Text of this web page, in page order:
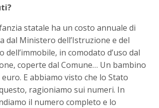
statale ha un costo annuale di
dal Ministero dell’Istruzione e del
in comodato d’uso dal
coperte dal Comune… Un bambino
E abbiamo visto che lo Stato
ragioniamo sui numeri. In
il numero completo e lo